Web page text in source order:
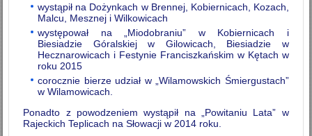
wystąpił na Dożynkach w Brennej, Kobiernicach, Kozach,
Malcu, Mesznej i Wilkowicach
występował na „Miodobraniu” w Kobiernicach i
Biesiadzie Góralskiej w Gilowicach, Biesiadzie w
Hecznarowicach i Festynie Franciszkańskim w Kętach w
roku 2015
corocznie bierze udział w „Wilamowskich Śmiergustach”
w Wilamowicach.
Ponadto z powodzeniem wystąpił na „Powitaniu Lata” w
Rajeckich Teplicach na Słowacji w 2014 roku.